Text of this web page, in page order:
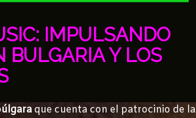
IMPULSANDO
BULGARIA Y LOS
que cuenta con el patrocinio de la